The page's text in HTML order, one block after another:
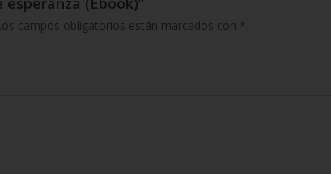
campos obligatorios están marcados con *